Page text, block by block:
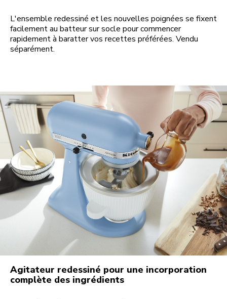
L'ensemble redessiné et les nouvelles poignées se fixent
facilement au batteur sur socle pour commencer
rapidement à baratter vos recettes préférées. Vendu
séparément.
Agitateur redessiné pour une incorporation
complète des ingrédients